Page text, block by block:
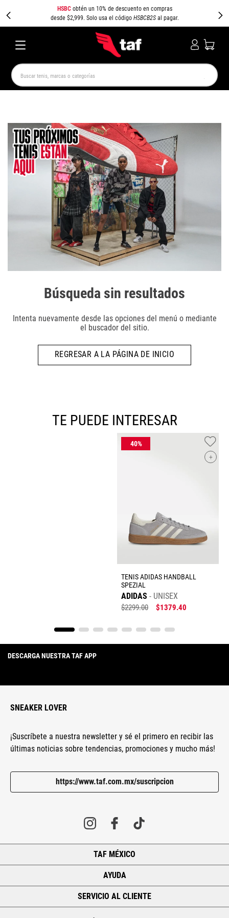
HSBCobtén un 10% de descuento en compras
desde $2,999. Solo usa el código HSBCB2Sal pagar.
Buscar tenis, marcas o categorías
Búsqueda sin resultados
Intenta nuevamente desde las opciones del menú o mediante
el buscador del sitio.
REGRESAR A LA PÁGINA DE INICIO
TE PUEDE INTERESAR
+
TENIS ADIDAS HANDBALL
SPEZIAL
ADIDAS UNISEX
$2299.00 $1379.40
DESCARGA NUESTRA TAF APP
SNEAKER LOVER
¡Suscríbete a nuestra newsletter y sé el primero en recibir las
últimas noticias sobre tendencias, promociones y mucho más!
https://www.taf.com.mx/suscripcion
TAF MÉXICO
AYUDA
SERVICIO AL CLIENTE
SPEEDCAT JORDAN 1 CAMPUS
PUMA SPEEDCAT AIR MAX